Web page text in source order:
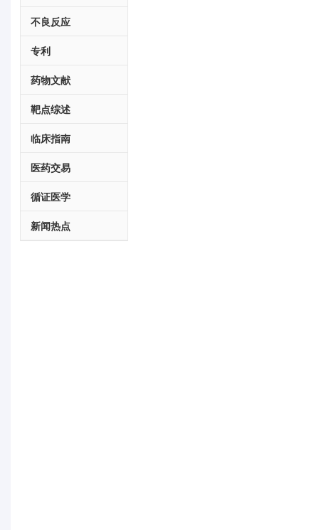
不良反应
专利
药物文献
靶点综述
临床指南
医药交易
循证医学
新闻热点